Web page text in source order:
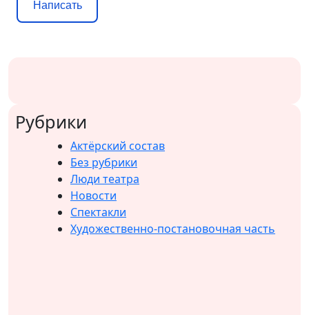
Написать
Рубрики
Актёрский состав
Без рубрики
Люди театра
Новости
Спектакли
Художественно-постановочная часть